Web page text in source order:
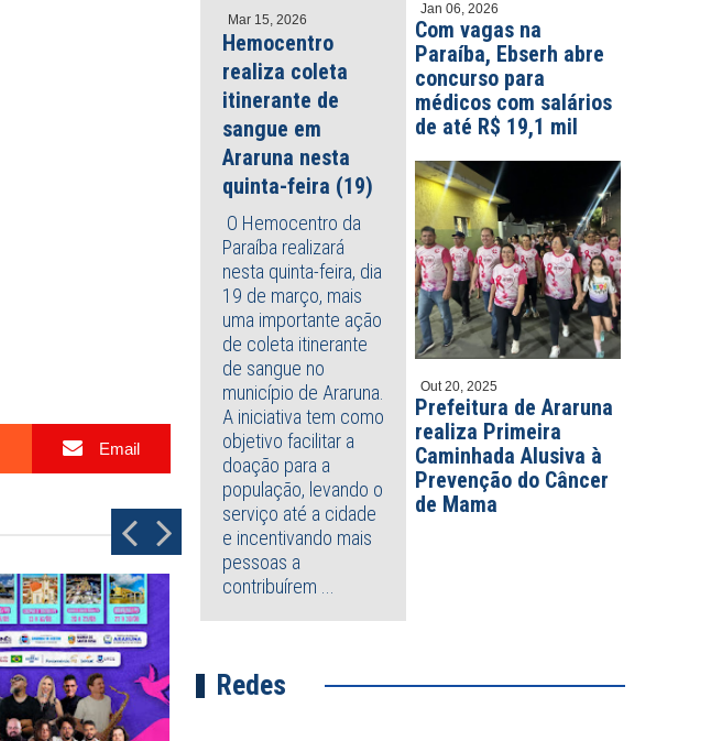
Email
P
r
e
v
N
x
t
Mar 15, 2026
Hemocentro
realiza coleta
itinerante de
sangue em
Araruna nesta
quinta-feira (19)
O Hemocentro da
Paraíba realizará
nesta quinta-feira, dia
19 de março, mais
uma importante ação
de coleta itinerante
de sangue no
município de Araruna.
A iniciativa tem como
objetivo facilitar a
doação para a
população, levando o
serviço até a cidade
e incentivando mais
pessoas a
contribuírem ...
Jan 06, 2026
Com vagas na
Paraíba, Ebserh abre
concurso para
médicos com salários
de até R$ 19,1 mil
Out 20, 2025
Prefeitura de Araruna
realiza Primeira
Caminhada Alusiva à
Prevenção do Câncer
de Mama
Redes